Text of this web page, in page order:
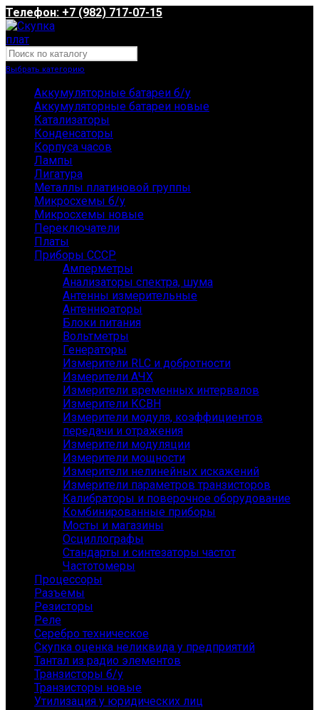
Телефон: +7 (982) 717-07-15
Выбрать категорию
Аккумуляторные батареи б/у
Аккумуляторные батареи новые
Катализаторы
Конденсаторы
Корпуса часов
Лампы
Лигатура
Металлы платиновой группы
Микросхемы б/у
Микросхемы новые
Переключатели
Платы
Приборы СССР
Амперметры
Анализаторы спектра, шума
Антенны измерительные
Антеннюаторы
Блоки питания
Вольтметры
Генераторы
Измерители RLC и добротности
Измерители АЧХ
Измерители временных интервалов
Измерители КСВН
Измерители модуля, коэффициентов
передачи и отражения
Измерители модуляции
Измерители мощности
Измерители нелинейных искажений
Измерители параметров транзисторов
Калибраторы и поверочное оборудование
Комбинированные приборы
Мосты и магазины
Осциллографы
Стандарты и синтезаторы частот
Частотомеры
Процессоры
Разъемы
Резисторы
Реле
Серебро техническое
Скупка оценка неликвида у предприятий
Тантал из радио элементов
Транзисторы б/у
Транзисторы новые
Утилизация у юридических лиц